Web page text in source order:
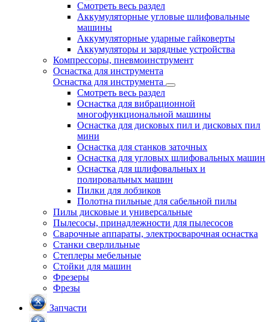
Смотреть весь раздел
Аккумуляторные угловые шлифовальные
машины
Аккумуляторные ударные гайковерты
Аккумуляторы и зарядные устройства
Компрессоры, пневмоинструмент
Оснастка для инструмента
Оснастка для инструмента
Смотреть весь раздел
Оснастка для вибрационной
многофункциональной машины
Оснастка для дисковых пил и дисковых пил
мини
Оснастка для станков заточных
Оснастка для угловых шлифовальных машин
Оснастка для шлифовальных и
полировальных машин
Пилки для лобзиков
Полотна пильные для сабельной пилы
Пилы дисковые и универсальные
Пылесосы, принадлежности для пылесосов
Сварочные аппараты, электросварочная оснастка
Станки сверлильные
Степлеры мебельные
Стойки для машин
Фрезеры
Фрезы
Запчасти